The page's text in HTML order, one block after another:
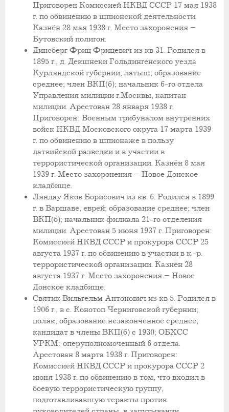
Приговорен Комиссией НКВД СССР 17 мая 1938
г. по обвинению в шпионской деятельности.
Казнён 28 мая 1938 г. Место захоронения –
Бутовский полигон.
Динсберг Фриц Фрицевич из кв 31. Родился в
1895 г., д. Декшнеки Гольдингенского уезда
Курляндской губернии; латыш; образование
среднее; член ВКП(б); начальник 6-го отдела
Управления милиции г.Москвы, капитан
милиции. Арестован 28 января 1938 г.
Приговорен: Военным трибуналом внутренних
войск НКВД Московского округа 17 марта 1939
г. по обвинению в шпионаже в пользу
латвийской разведки и в участии в
террористической организации. Казнён 8 мая
1939 г. Место захоронения – Новое Донское
кладбище.
Ляндау Яков Борисович из кв. 6. Родился в 1899
г. в Варшаве, еврей; образование среднее; член
ВКП(б); начальник филиала 21-го отделения
милиции. Арестован 5 июня 1937 г. Приговорен:
Комиссией НКВД СССР и прокурора СССР 25
августа 1937 г. по обвинению в участии в к.-р.
террористической организации. Казнён 28
августа 1937 г. Место захоронения – Новое
Донское кладбище.
Святик Вильгельм Антонович из кв 5. Родился в
1906 г., в с. Конотоп Черниговской губернии;
поляк; образование незаконченное среднее;
кандидат в члены ВКП(б) с 1930; ОБХСС
УРКМ: оперуполномоченный 6 отдела.
Арестован 8 марта 1938 г. Приговорен:
Комиссией НКВД СССР и прокурора СССР 2
июня 1938 г. по обвинению в том, что входил в
боевую террористическую группу,
подготавливавшую теракты против